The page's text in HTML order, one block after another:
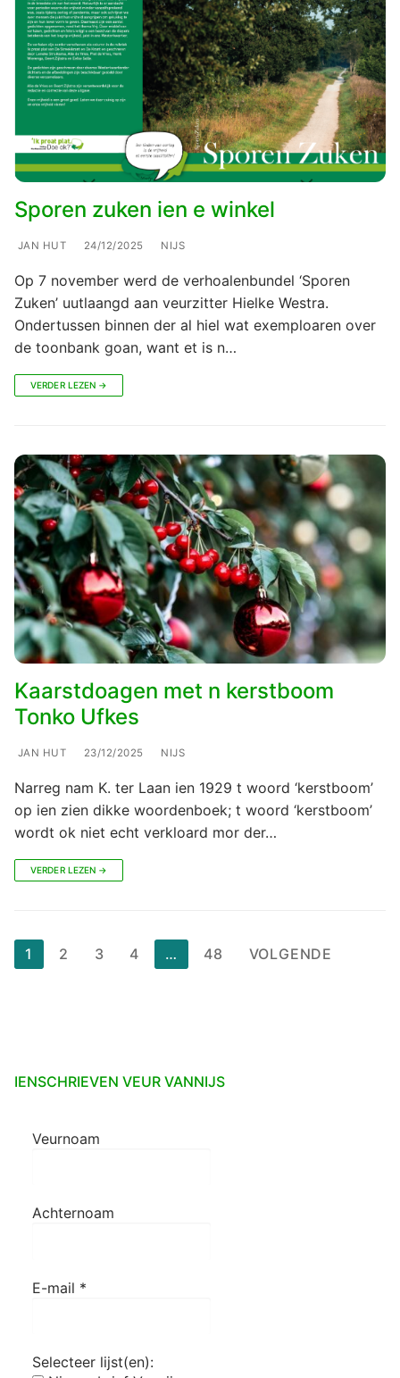
Sporen zuken ien e winkel
JAN HUT 24/12/2025 NIJS
Op 7 november werd de verhoalenbundel ‘Sporen
Zuken’ uutlaangd aan veurzitter Hielke Westra.
Ondertussen binnen der al hiel wat exemploaren over
de toonbank goan, want et is n…
VERDER LEZEN →
Kaarstdoagen met n kerstboom
Tonko Ufkes
JAN HUT 23/12/2025 NIJS
Narreg nam K. ter Laan ien 1929 t woord ‘kerstboom’
op ien zien dikke woordenboek; t woord ‘kerstboom’
wordt ok niet echt verkloard mor der…
VERDER LEZEN →
Berichten
paginering
1 2 3 4 … 48 VOLGENDE
IENSCHRIEVEN VEUR VANNIJS
Veurnoam
Achternoam
E-mail *
Selecteer lijst(en):